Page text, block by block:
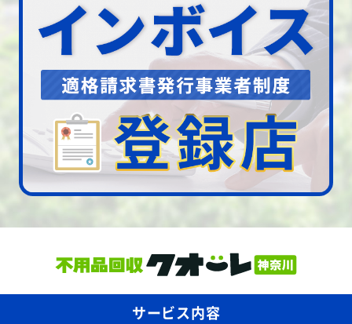
サービス内容